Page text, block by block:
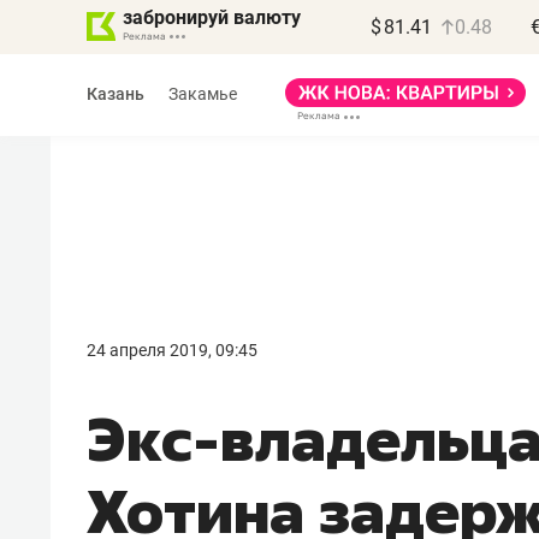
забронируй валюту $ 81.41 0.48
Казань Закамье
24 апреля 2019, 09:45
Экс-
Хотина
правил, бизнес может
потерять минимум